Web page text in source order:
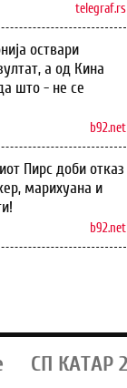
telegraf.rs
оствари
а од Кина
што - не се
b92.net
Пирс доби отказ
марихуана и
b92.net
СП КАТАР